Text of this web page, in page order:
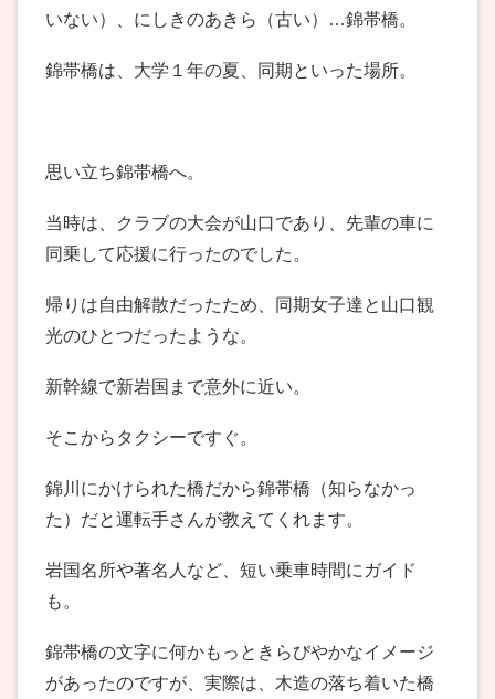
いない）、にしきのあきら（古い）…錦帯橋。
錦帯橋は、大学１年の夏、同期といった場所。
思い立ち錦帯橋へ。
当時は、クラブの大会が山口であり、先輩の車に
同乗して応援に行ったのでした。
帰りは自由解散だったため、同期女子達と山口観
光のひとつだったような。
新幹線で新岩国まで意外に近い。
そこからタクシーですぐ。
錦川にかけられた橋だから錦帯橋（知らなかっ
た）だと運転手さんが教えてくれます。
岩国名所や著名人など、短い乗車時間にガイド
も。
錦帯橋の文字に何かもっときらびやかなイメージ
があったのですが、実際は、木造の落ち着いた橋